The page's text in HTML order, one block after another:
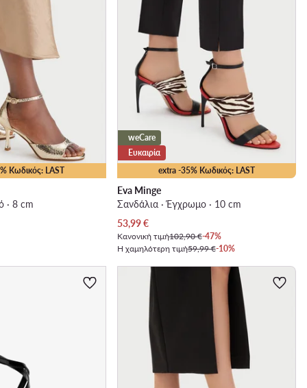
Κωδικός: LAST
· 8 cm
extra -35% Κωδικός: LAST
weCare
Ευκαιρία
Eva Minge
Σανδάλια · Έγχρωμο · 10 cm
Τρέχουσα τιμή
53,99€
Κανονική τιμή102,90 €-47%
Η χαμηλότερη τιμή59,99 €-10%